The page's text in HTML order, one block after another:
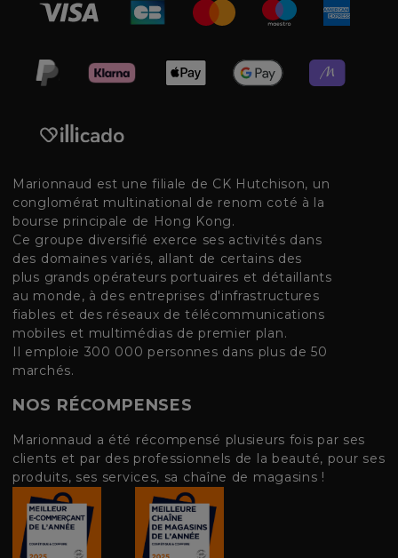
Marionnaud est une filiale de CK Hutchison, un
conglomérat multinational de renom coté à la
bourse principale de Hong Kong.
Ce groupe diversifié exerce ses activités dans
des domaines variés, allant de certains des
plus grands opérateurs portuaires et détaillants
au monde, à des entreprises d'infrastructures
fiables et des réseaux de télécommunications
mobiles et multimédias de premier plan.
Il emploie 300 000 personnes dans plus de 50
marchés.
NOS RÉCOMPENSES
Marionnaud a été récompensé plusieurs fois par ses
clients et par des professionnels de la beauté, pour ses
produits, ses services, sa chaîne de magasins !